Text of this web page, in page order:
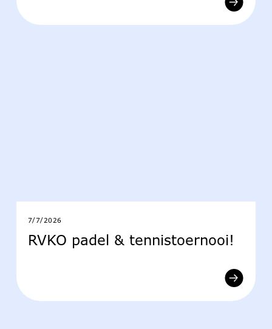
7/7/2026
RVKO padel & tennistoernooi!